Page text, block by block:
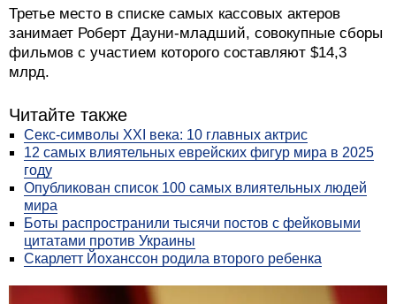
Третье место в списке самых кассовых актеров
занимает Роберт Дауни-младший, совокупные сборы
фильмов с участием которого составляют $14,3
млрд.
Читайте также
Секс-символы XXI века: 10 главных актрис
12 самых влиятельных еврейских фигур мира в 2025
году
Опубликован список 100 самых влиятельных людей
мира
Боты распространили тысячи постов с фейковыми
цитатами против Украины
Скарлетт Йоханссон родила второго ребенка